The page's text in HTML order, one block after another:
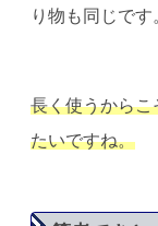
り物も同じです
長く使うから
たいですね。